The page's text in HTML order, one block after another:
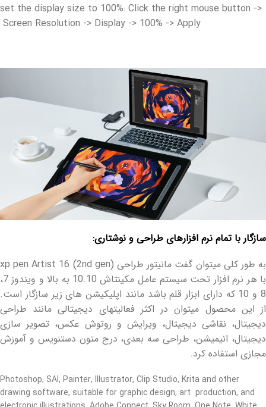
100%: Click the right mouse button ->
Screen Resolution -> Display -> 100% -> Apply
سازگار با تمام نرم افزارهای طراحی و نوشتاری:
ب
ه طور کلی میتوان گفت مانیتور طراحی (xp pen Artist 16 (2nd gen
با هر نرم افزار تحت سیستم عامل مکینتاش 10.10 به بالا و ویندوز 7،
8 و 10 که دارای ابزار قلم باشد مانند اپلیکیشن های زیر سازگار است.
از این محصول میتوان در اکثر فعالیتهای دیجیتالی مانند طراحی
دیجیتال، نقاشی دیجیتال، ویرایش و روتوش عکس، تصویر سازی
دیجیتال، انیمیشن، طراحی سه بعدی، درج متون دستنویس و آموزش
مجازی استفاده کرد.
Photoshop, SAI, Painter, Illustrator, Clip Studio, Krita and other
drawing software, suitable for graphic design, art production, and